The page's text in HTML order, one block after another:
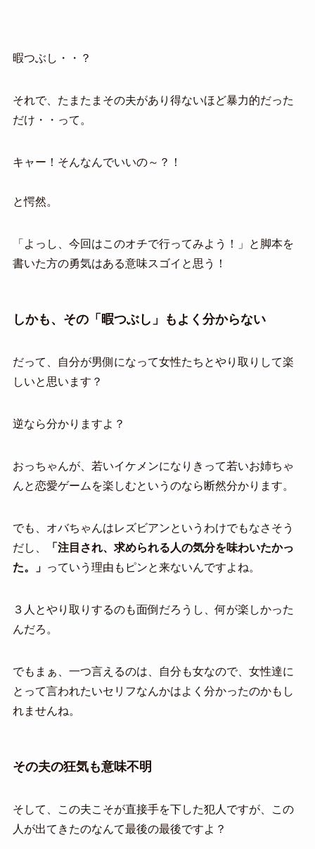
暇つぶし・・？
それで、たまたまその夫があり得ないほど暴力的だった
だけ・・って。
キャー！そんなんでいいの～？！
と愕然。
「よっし、今回はこのオチで行ってみよう！」と脚本を
書いた方の勇気はある意味スゴイと思う！
しかも、その「暇つぶし」もよく分からない
だって、自分が男側になって女性たちとやり取りして楽
しいと思います？
逆なら分かりますよ？
おっちゃんが、若いイケメンになりきって若いお姉ちゃ
んと恋愛ゲームを楽しむというのなら断然分かります。
でも、オバちゃんはレズビアンというわけでもなさそう
だし、
「注目され、求められる人の気分を味わいたかっ
た。」 っていう理由もピンと来ないんですよね。
３人とやり取りするのも面倒だろうし、何が楽しかった
んだろ。
でもまぁ、一つ言えるのは、自分も女なので、女性達に
とって言われたいセリフなんかはよく分かったのかもし
れませんね。
その夫の狂気も意味不明
そして、この夫こそが直接手を下した犯人ですが、この
人が出てきたのなんて最後の最後ですよ？